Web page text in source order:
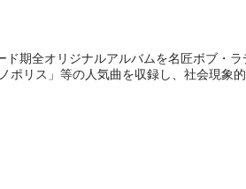
期全オリジナルアルバムを名匠ボブ・
リス」等の人気曲を収録し、社会現象